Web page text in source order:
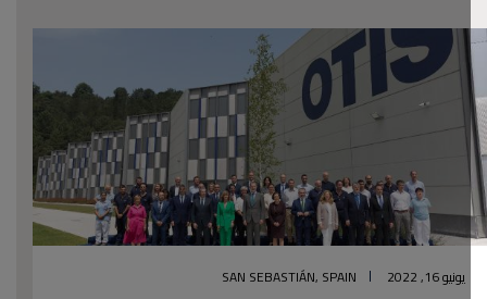
يونيو 16, 2022 SAN SEBASTIÁN, SPAIN